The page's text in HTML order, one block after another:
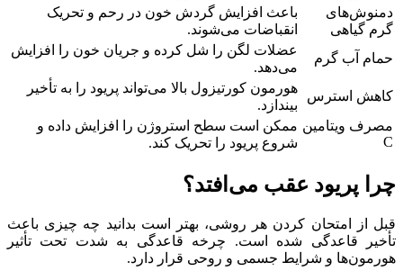
دمنوش‌های
گرم گیاهی
باعث افزایش گردش خون در رحم و تحریک
انقباضات می‌شوند.
حمام آب گرم
عضلات لگن را شل کرده و جریان خون را افزایش
می‌دهد.
کاهش استرس
هورمون کورتیزول بالا می‌تواند پریود را به تأخیر
بیندازد.
مصرف ویتامین
C
ممکن است سطح استروژن را افزایش داده و
شروع پریود را تحریک کند.
چرا پریود عقب می‌افتد؟
قبل از امتحان کردن هر روشی، بهتر است بدانید چه چیزی باعث
تأخیر قاعدگی شده است. چرخه قاعدگی به شدت تحت تأثیر
هورمون‌ها و شرایط جسمی و روحی قرار دارد.